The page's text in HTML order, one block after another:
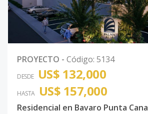
PROYECTO - Código: 5134
DESDE US$ 132,000
HASTA US$ 157,000
Residencial en Bavaro Punta Cana